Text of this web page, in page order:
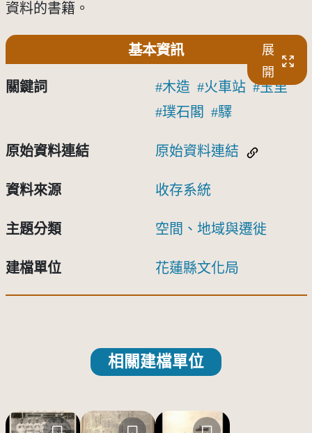
資料的書籍。
基本資訊
展
開
關鍵詞 木造 火車站
玉里
璞石閣
驛
原始資料連結 原始資料連結
資料來源 收存系統
主題分類 空間、地域與遷徙
建檔單位 花蓮縣文化局
相關建檔單位